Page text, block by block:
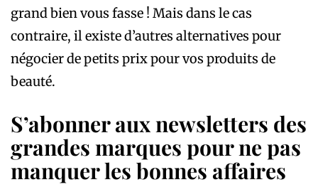
grand bien vous fasse ! Mais dans le cas
contraire, il existe d’autres alternatives pour
négocier de petits prix pour vos produits de
beauté.
S’abonner aux newsletters des
grandes marques pour ne pas
manquer les bonnes affaires